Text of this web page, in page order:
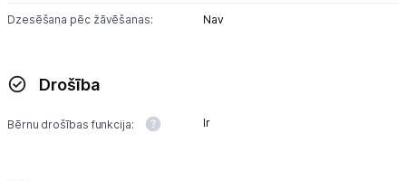
Dzesēšana pēc žāvēšanas: Nav
Drošība
Bērnu drošības funkcija: Ir